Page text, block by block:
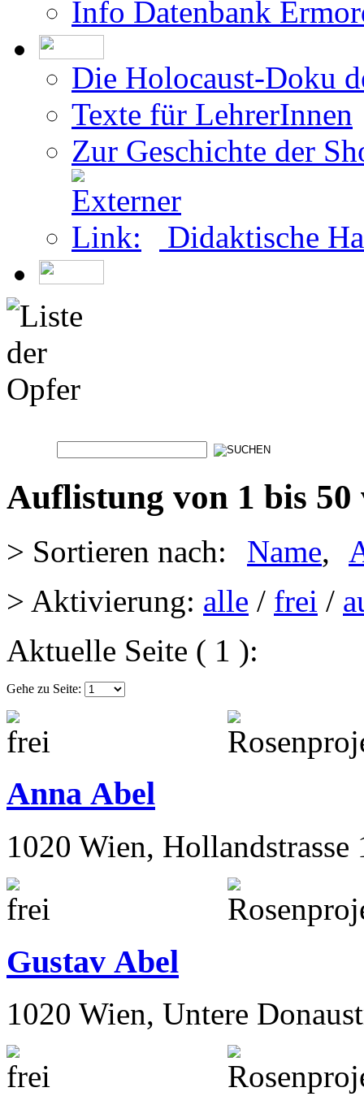
Info Datenbank
Teilnahme als
Info Datenbank
Die Holocaust-Doku
Texte für LehrerInnen
Zur Geschichte der
Auflistung von 1 bis 50
> Sortieren nach: Name
> Aktivierung:
alle
Aktuelle Seite ( 1 ):
Gehe zu Seite:
Anna Abel
1020 Wien, Hollandstrasse
Gustav Abel